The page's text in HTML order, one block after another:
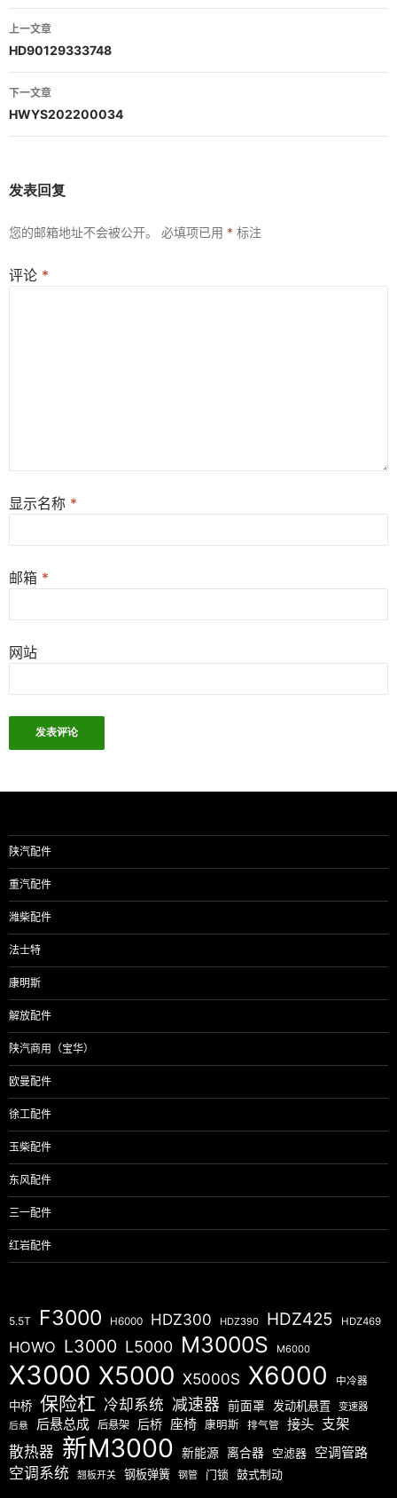
文
章
导
航
上一文章
HD90129333748
下一文章
HWYS202200034
发表回复
您的邮箱地址不会被公开。 必填项已用 * 标注
评论 *
显示名称 *
邮箱 *
网站
陕汽配件
重汽配件
潍柴配件
法士特
康明斯
解放配件
陕汽商用（宝华）
欧曼配件
徐工配件
玉柴配件
东风配件
三一配件
红岩配件
5.5T F3000 H6000 HDZ300 HDZ390 HDZ425 HDZ469
HOWO L3000 L5000 M3000S M6000
X3000 X5000 X5000S X6000 中冷器
中桥 保险杠 冷却系统 减速器 前面罩 发动机悬置 变速器
后悬 后悬总成 后悬架 后桥 座椅 康明斯 排气管 接头 支架
散热器 新M3000 新能源 离合器 空滤器 空调管路
空调系统 翘板开关 钢板弹簧 钢管 门锁 鼓式制动